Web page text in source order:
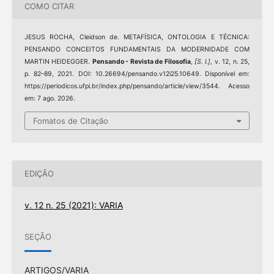
COMO CITAR
JESUS ROCHA, Cleidson de. METAFÍSICA, ONTOLOGIA E TÉCNICA:
PENSANDO CONCEITOS FUNDAMENTAIS DA MODERNIDADE COM
MARTIN HEIDEGGER. Pensando - Revista de Filosofia, [S. l.], v. 12, n. 25,
p. 82–89, 2021. DOI: 10.26694/pensando.v12i25.10649. Disponível em:
https://periodicos.ufpi.br/index.php/pensando/article/view/3544. Acesso
em: 7 ago. 2026.
Fomatos de Citação
EDIÇÃO
v. 12 n. 25 (2021): VARIA
SEÇÃO
ARTIGOS/VARIA